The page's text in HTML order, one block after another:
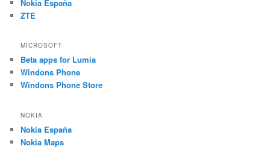
Nokia España
ZTE
MICROSOFT
Beta apps for Lumia
Windons Phone
Windons Phone Store
NOKIA
Nokia España
Nokia Maps